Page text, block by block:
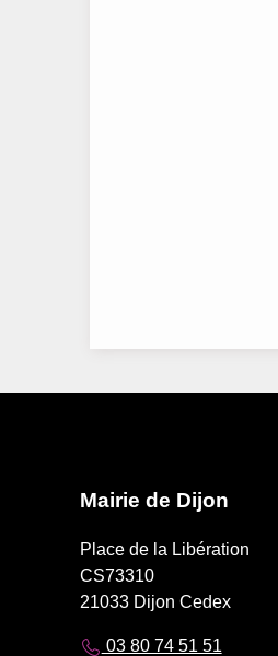
Mairie de Dijon
Place de la Libération
CS73310
21033 Dijon Cedex
03 80 74 51 51